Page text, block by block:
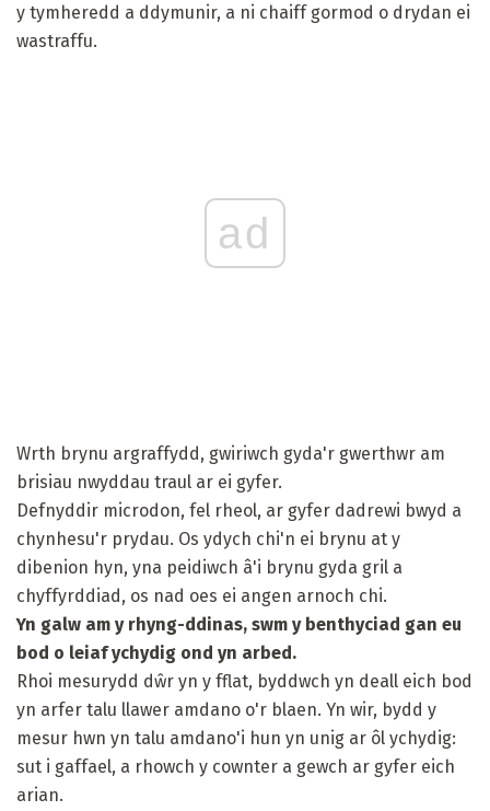
y tymheredd a ddymunir, a ni chaiff gormod o drydan ei
wastraffu.
ad
Wrth brynu argraffydd, gwiriwch gyda'r gwerthwr am
brisiau nwyddau traul ar ei gyfer.
Defnyddir microdon, fel rheol, ar gyfer dadrewi bwyd a
chynhesu'r prydau. Os ydych chi'n ei brynu at y
dibenion hyn, yna peidiwch â'i brynu gyda gril a
chyffyrddiad, os nad oes ei angen arnoch chi.
Yn galw am y rhyng-ddinas, swm y benthyciad gan eu
bod o leiaf ychydig ond yn arbed.
Rhoi mesurydd dŵr yn y fflat, byddwch yn deall eich bod
yn arfer talu llawer amdano o'r blaen. Yn wir, bydd y
mesur hwn yn talu amdano'i hun yn unig ar ôl ychydig:
sut i gaffael, a rhowch y cownter a gewch ar gyfer eich
arian.